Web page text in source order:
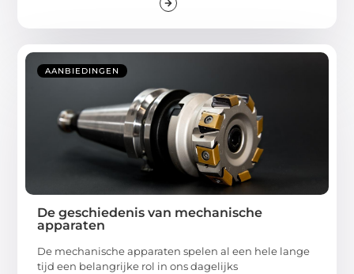
AANBIEDINGEN
De geschiedenis van mechanische
apparaten
De mechanische apparaten spelen al een hele lange
tijd een belangrijke rol in ons dagelijks